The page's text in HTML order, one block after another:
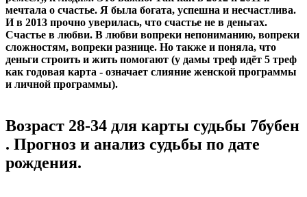
мечтала о счастье. Я была богата, успешна и несчастлива.
И в 2013 прочно уверилась, что счастье не в деньгах.
Счастье в любви. В любви вопреки непониманию, вопреки
сложностям, вопреки разнице. Но также и поняла, что
деньги строить и жить помогают (у дамы треф идёт 5 треф
как годовая карта - означает слияние женской программы
и личной программы).
Возраст 28-34 для карты судьбы 7бубен
. Прогноз и анализ судьбы по дате
рождения.